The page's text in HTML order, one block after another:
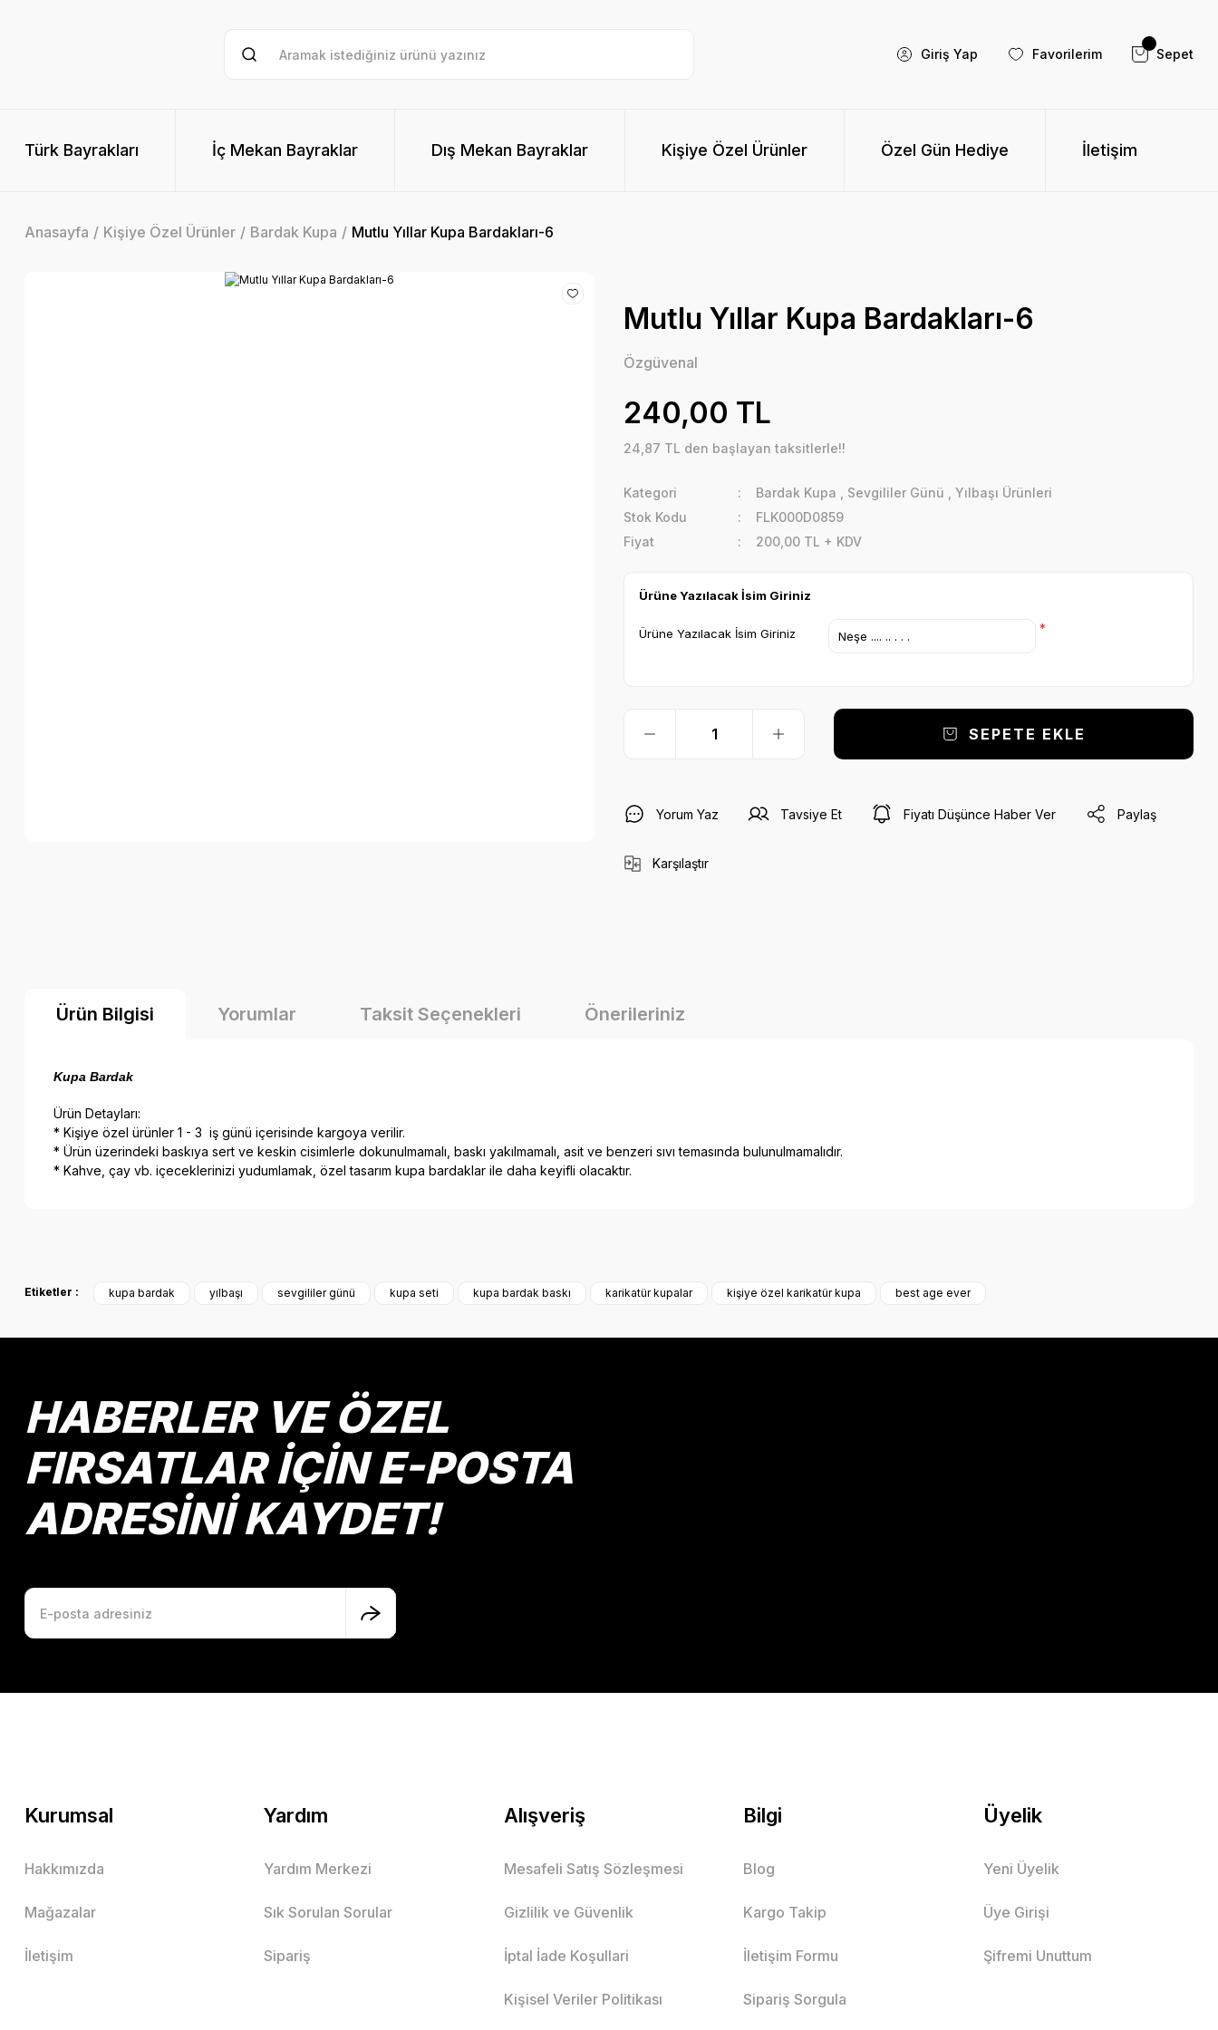
Giriş Yap Favorilerim Sepet
Türk Bayrakları İç Mekan Bayraklar Dış Mekan Bayraklar Kişiye Özel Ürünler Özel Gün Hediye İletişim
Anasayfa Kişiye Özel Ürünler Bardak Kupa Mutlu Yıllar Kupa Bardakları-6
Mutlu Yıllar Kupa Bardakları-6
Özgüvenal
240,00 TL
24,87 TL den başlayan taksitlerle!!
Kategori Bardak Kupa Sevgililer Günü
Yılbaşı Ürünleri
Stok Kodu
FLK000D0859
Fiyat
200,00 TL + KDV
Ürüne Yazılacak İsim Giriniz
Ürüne Yazılacak İsim Giriniz *
SEPETE EKLE
Yorum Yaz Tavsiye Et Fiyatı Düşünce Haber Ver Paylaş
Karşılaştır
Ürün Bilgisi Yorumlar Taksit Seçenekleri Önerileriniz
Kupa Bardak
Ürün Detayları:
* Kişiye özel ürünler 1 - 3 iş günü içerisinde kargoya verilir.
* Ürün üzerindeki baskıya sert ve keskin cisimlerle dokunulmamalı, baskı yakılmamalı, asit ve benzeri sıvı temasında bulunulmamalıdır.
* Kahve, çay vb. içeceklerinizi yudumlamak, özel tasarım kupa bardaklar ile daha keyifli olacaktır.
Ürün açıklamasında eksik bilgiler bulunuyor.
Bu ürüne benzer farklı alternatifler olmalı.
Etiketler : kupa bardak yılbaşı sevgililer günü kupa seti kupa bardak baskı karikatür kupalar kişiye özel karikatür kupa best age ever
HABERLER VE ÖZEL
FIRSATLAR İÇİN E-POSTA
ADRESİNİ KAYDET!
Kurumsal
Hakkımızda
Mağazalar
İletişim
Yardım
Yardım Merkezi
Sık Sorulan Sorular
Sipariş
Alışveriş
Mesafeli Satış Sözleşmesi
Gizlilik ve Güvenlik
İptal İade Koşullari
Kişisel Veriler Politikası
Bilgi
Blog
Kargo Takip
İletişim Formu
Sipariş Sorgula
Üyelik
Yeni Üyelik
Üye Girişi
Şifremi Unuttum